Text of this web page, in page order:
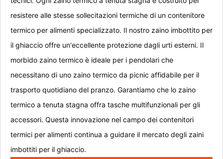
resistere alle stesse sollecitazioni termiche di un contenitore
termico per alimenti specializzato. Il nostro zaino imbottito per
il ghiaccio offre un'eccellente protezione dagli urti esterni. Il
morbido zaino termico è ideale per i pendolari che
necessitano di uno zaino termico da picnic affidabile per il
trasporto quotidiano del pranzo. Garantiamo che lo zaino
termico a tenuta stagna offra tasche multifunzionali per gli
accessori. Questa innovazione nel campo dei contenitori
termici per alimenti continua a guidare il mercato degli zaini
imbottiti per il ghiaccio.